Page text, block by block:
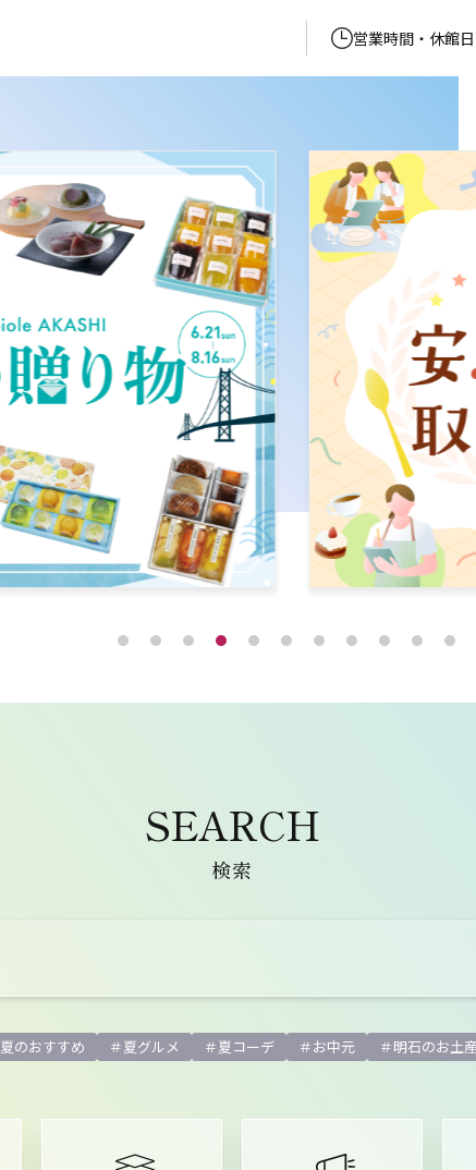
営業時間・休館日
SEARCH
検索
夏のおすすめ 夏グルメ 夏コーデ お中元 明石のお土